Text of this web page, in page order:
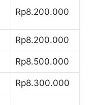
Rp8.200.000
Rp8.200.000
Rp8.500.000
Rp8.300.000